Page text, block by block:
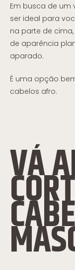
Em busca de um
ser ideal para
na parte de
de aparência
aparado.
É uma opção
cabelos afro.
VÁ